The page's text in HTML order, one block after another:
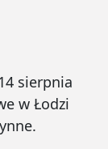
sierpnia
w Łodzi